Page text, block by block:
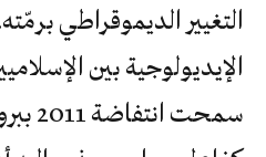
التغيير الديموقراطي
الإيديولوجية بين
سمحت